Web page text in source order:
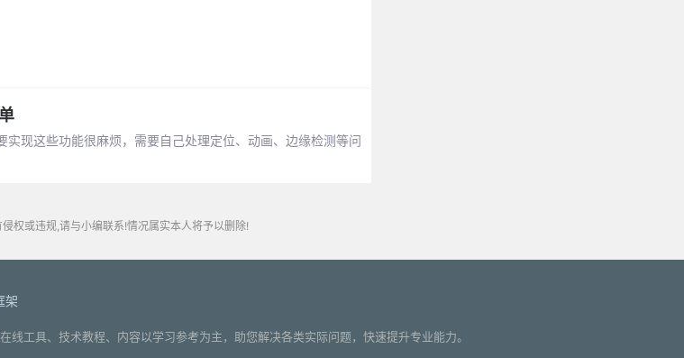
现这些功能很麻烦，需要自己处理定位、动画、边缘检测等问
权或违规,请与小编联系!情况属实本人将予以删除!
架
工具、技术教程、内容以学习参考为主，助您解决各类实际问题，快速提升专业能力。